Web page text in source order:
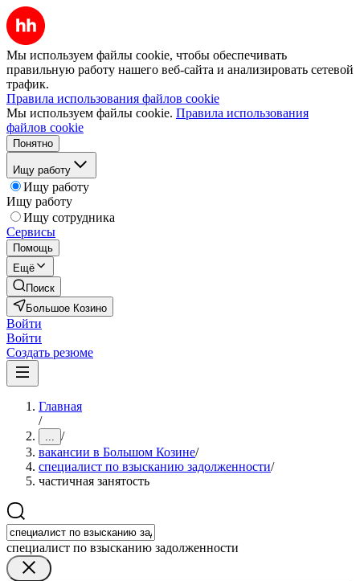
Мы используем файлы cookie, чтобы обеспечивать
правильную работу нашего веб-сайта и анализировать сетевой
трафик.
Правила использования файлов cookie
Мы используем файлы cookie. Правила использования
файлов cookie
Понятно
Ищу работу
Ищу работу
Ищу работу
Ищу сотрудника
Сервисы
Помощь
Ещё
Поиск
Большое Козино
Войти
Войти
Создать резюме
Главная
/
... /
вакансии в Большом Козине/
специалист по взысканию задолженности/
частичная занятость
специалист по взысканию задолженности